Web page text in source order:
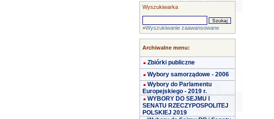
Wyszukiwarka
»Wyszukiwanie zaawansowane
Archiwalne menu:
Zbiórki publiczne
Wybory samorządowe - 2006
Wybory do Parlamentu
Europejskiego - 2019 r.
WYBORY DO SEJMU I
SENATU RZECZYPOSPOLITEJ
POLSKIEJ 2019